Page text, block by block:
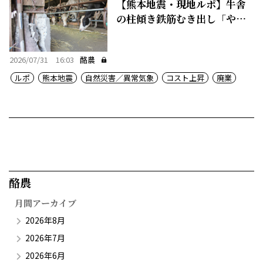
【熊本地震・現地ルポ】牛舎
の柱傾き鉄筋むき出し「やめ
2026/07/31 16:03 酪農
ルポ
熊本地震 自然災害／異常気象 コスト上昇 廃業
酪農​
月間アーカイブ
2026年8月
2026年7月
2026年6月